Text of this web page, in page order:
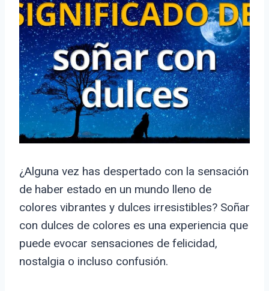
¿Alguna vez has despertado con la sensación
de haber estado en un mundo lleno de
colores vibrantes y dulces irresistibles? Soñar
con dulces de colores es una experiencia que
puede evocar sensaciones de felicidad,
nostalgia o incluso confusión.